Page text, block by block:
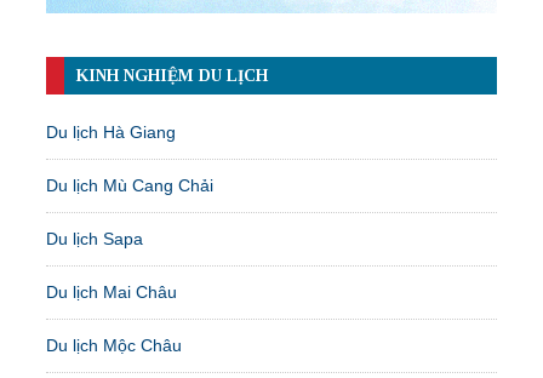
KINH NGHIỆM DU LỊCH
Du lịch Hà Giang
Du lịch Mù Cang Chải
Du lịch Sapa
Du lịch Mai Châu
Du lịch Mộc Châu